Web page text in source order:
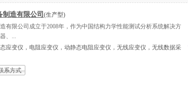
造有限公司 (生产型)
有限公司成立于2008年，作为中国结构力学性能测试分析系统解决方
、...
应变仪，电阻应变仪，动静态电阻应变仪，无线应变仪，无线数据采
系方式